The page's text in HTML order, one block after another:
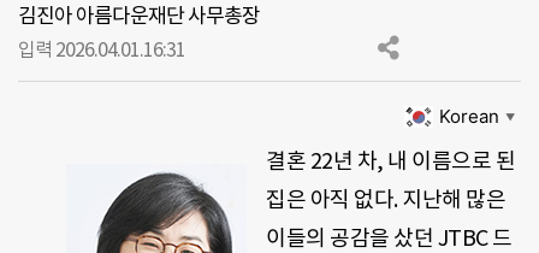
김진아 아름다운재단 사무총장
입력 2026.04.01.16:31
Korean ▼
결혼 22년 차, 내 이름으로 된
집은 아직 없다. 지난해 많은
이들의 공감을 샀던 JTBC 드